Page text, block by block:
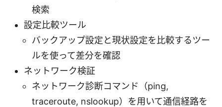
検索
設定比較ツール
バックアップ設定と現状設定を比較するツー
ルを使って差分を確認
ネットワーク検証
ネットワーク診断コマンド（ping,
traceroute, nslookup）を用いて通信経路を